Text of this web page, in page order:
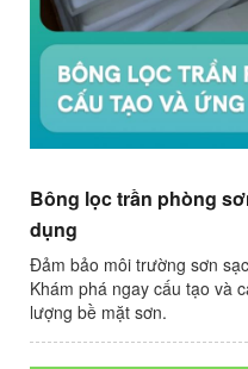
Bông lọc trần phòng
dụng
Đảm bảo môi trường sơn
Khám phá ngay cấu tạo và
lượng bề mặt sơn.